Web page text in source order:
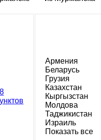
Армения
Беларусь
Грузия
Казахстан
Кыргызстан
Молдова
Таджикистан
Израиль
Показать все